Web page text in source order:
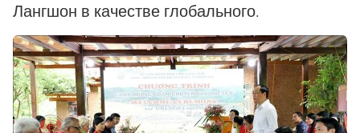
Лангшон в качестве глобального.